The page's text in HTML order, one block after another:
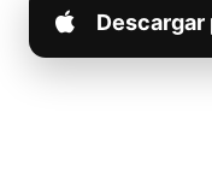
Descargar